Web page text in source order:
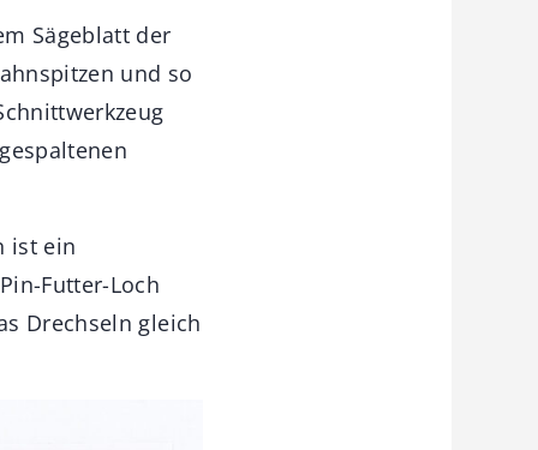
Sägeblatt der
und so
ist ein
Futter-Loch
Drechseln gleich